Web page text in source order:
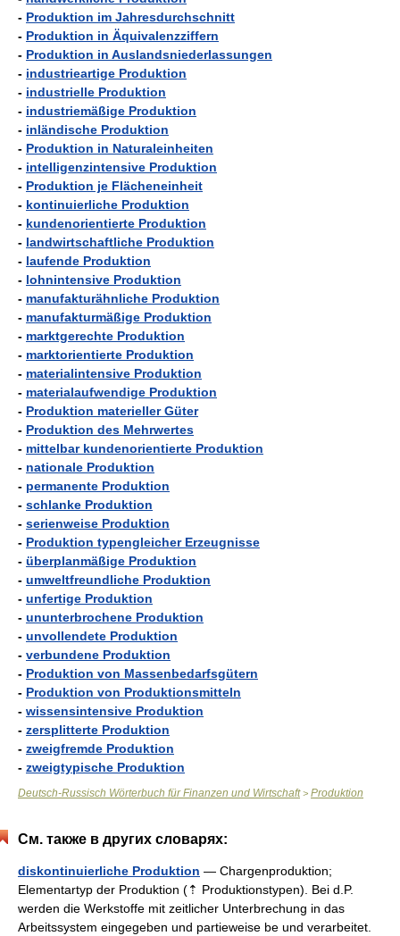
- Produktion im Jahresdurchschnitt
- Produktion in Äquivalenzziffern
- Produktion in Auslandsniederlassungen
- industrieartige Produktion
- industrielle Produktion
- industriemäßige Produktion
- inländische Produktion
- Produktion in Naturaleinheiten
- intelligenzintensive Produktion
- Produktion je Flächeneinheit
- kontinuierliche Produktion
- kundenorientierte Produktion
- landwirtschaftliche Produktion
- laufende Produktion
- lohnintensive Produktion
- manufakturähnliche Produktion
- manufakturmäßige Produktion
- marktgerechte Produktion
- marktorientierte Produktion
- materialintensive Produktion
- materialaufwendige Produktion
- Produktion materieller Güter
- Produktion des Mehrwertes
- mittelbar kundenorientierte Produktion
- nationale Produktion
- permanente Produktion
- schlanke Produktion
- serienweise Produktion
- Produktion typengleicher Erzeugnisse
- überplanmäßige Produktion
- umweltfreundliche Produktion
- unfertige Produktion
- ununterbrochene Produktion
- unvollendete Produktion
- verbundene Produktion
- Produktion von Massenbedarfsgütern
- Produktion von Produktionsmitteln
- wissensintensive Produktion
- zersplitterte Produktion
- zweigfremde Produktion
- zweigtypische Produktion
Deutsch-Russisch Wörterbuch für Finanzen und Wirtschaft> Produktion
См. также в других словарях:
diskontinuierliche Produktion — Chargenproduktion;
Elementartyp der Produktion (⇡ Produktionstypen). Bei d.P.
werden die Werkstoffe mit zeitlicher Unterbrechung in das
Arbeitssystem eingegeben und partieweise be und verarbeitet.